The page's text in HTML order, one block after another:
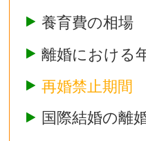
養育費の相場
離婚における
再婚禁止期間
国際結婚の離